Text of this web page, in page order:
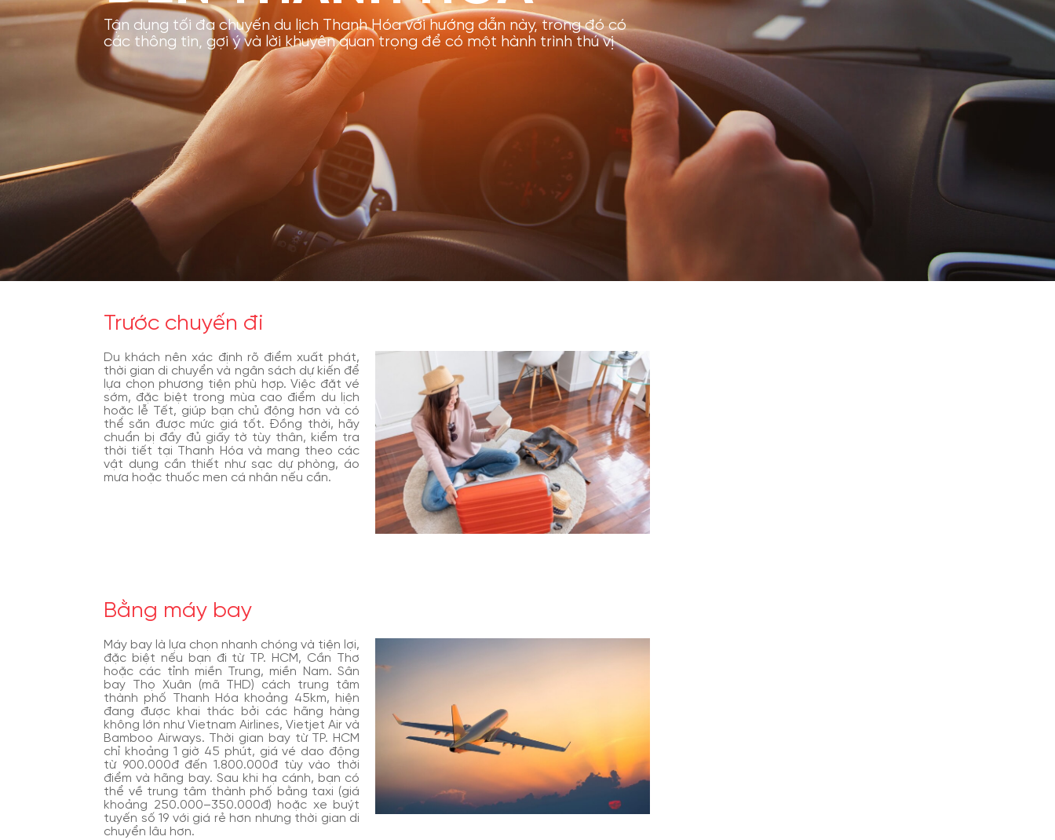
Tận dụng tối đa chuyến du lịch Thanh Hóa với hướng dẫn này, trong đó có
các thông tin, gợi ý và lời khuyên quan trọng để có một hành trình thú vị
Trước chuyến đi
Du khách nên xác định rõ điểm xuất phát,
thời gian di chuyển và ngân sách dự kiến để
lựa chọn phương tiện phù hợp. Việc đặt vé
sớm, đặc biệt trong mùa cao điểm du lịch
hoặc lễ Tết, giúp bạn chủ động hơn và có
thể săn được mức giá tốt. Đồng thời, hãy
chuẩn bị đầy đủ giấy tờ tùy thân, kiểm tra
thời tiết tại Thanh Hóa và mang theo các
vật dụng cần thiết như sạc dự phòng, áo
mưa hoặc thuốc men cá nhân nếu cần.
Bằng máy bay
Máy bay là lựa chọn nhanh chóng và tiện lợi,
đặc biệt nếu bạn đi từ TP. HCM, Cần Thơ
hoặc các tỉnh miền Trung, miền Nam. Sân
bay Thọ Xuân (mã THD) cách trung tâm
thành phố Thanh Hóa khoảng 45km, hiện
đang được khai thác bởi các hãng hàng
không lớn như Vietnam Airlines, Vietjet Air và
Bamboo Airways. Thời gian bay từ TP. HCM
chỉ khoảng 1 giờ 45 phút, giá vé dao động
từ 900.000đ đến 1.800.000đ tùy vào thời
điểm và hãng bay. Sau khi hạ cánh, bạn có
thể về trung tâm thành phố bằng taxi (giá
khoảng 250.000–350.000đ) hoặc xe buýt
tuyến số 19 với giá rẻ hơn nhưng thời gian di
chuyển lâu hơn.